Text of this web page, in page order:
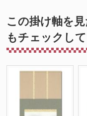
この掛け軸を
もチェックし